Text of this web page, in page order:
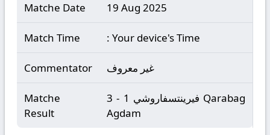
Matche Date 19 Aug 2025
Match Time : Your device's Time
Commentator غير معروف
Matche
Result
فيرينتسفاروشي 1 - 3 Qarabag
Agdam